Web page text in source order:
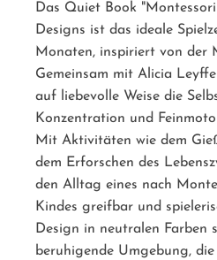
Das Quiet Book
Designs ist das ideale
Monaten, inspiriert von der
Gemeinsam mit Alicia
auf liebevolle Weise die
Konzentration und
Mit Aktivitäten wie dem
dem Erforschen des
den Alltag eines nach
Kindes greifbar und
Design in neutralen Farben
beruhigende Umgebung,